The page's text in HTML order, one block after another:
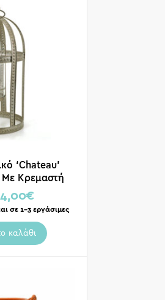
‘Chateau’
Κρεμαστή
Υ49.5
€
σε 1-3 εργάσιμες
καλάθι